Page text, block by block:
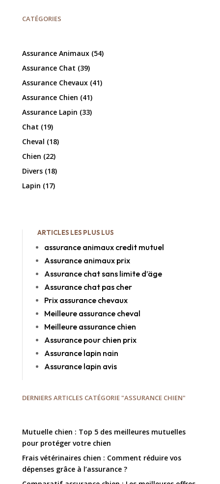
CATÉGORIES
Assurance Animaux(54)
Assurance Chat (39)
Assurance Chevaux(41)
Assurance Chien (41)
Assurance Lapin (33)
Chat (19)
Cheval (18)
Chien (22)
Divers(18)
Lapin (17)
ARTICLES LES PLUS LUS
assurance animaux credit mutuel
Assurance animaux prix
Assurance chat sans limite d’äge
Assurance chat pas cher
Prix assurance chevaux
Meilleure assurance cheval
Meilleure assurance chien
Assurance pour chien prix
Assurance lapin nain
Assurance lapin avis
DERNIERS ARTICLES CATÉGORIE "ASSURANCE CHIEN"
Mutuelle chien : Top 5 des meilleures mutuelles
pour protéger votre chien
Frais vétérinaires chien : Comment réduire vos
dépenses grâce à l’assurance ?